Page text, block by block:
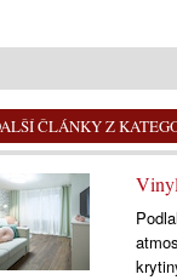
ČLÁNKY Z